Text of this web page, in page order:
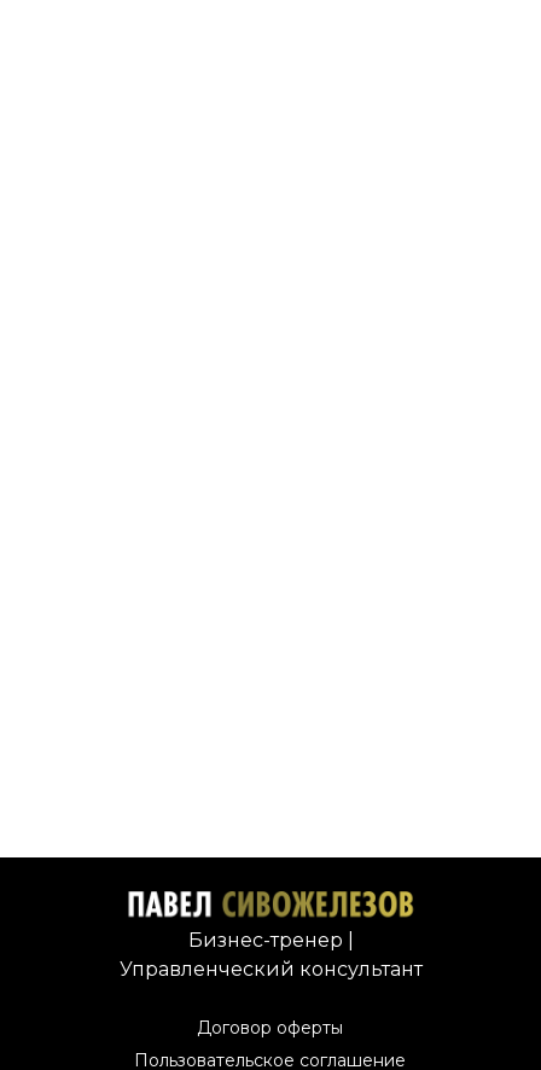
Бизнес-тренер |
Управленческий консультант
Договор оферты
Пользовательское соглашение